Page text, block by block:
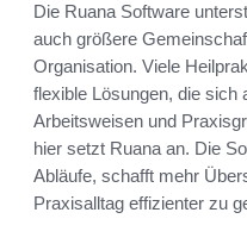
Die Ruana Software
auch größere
Organisation. Viele
flexible Lösungen, die sich
Arbeitsweisen und
hier setzt Ruana an. Die
Abläufe, schafft mehr
Praxisalltag effizienter zu